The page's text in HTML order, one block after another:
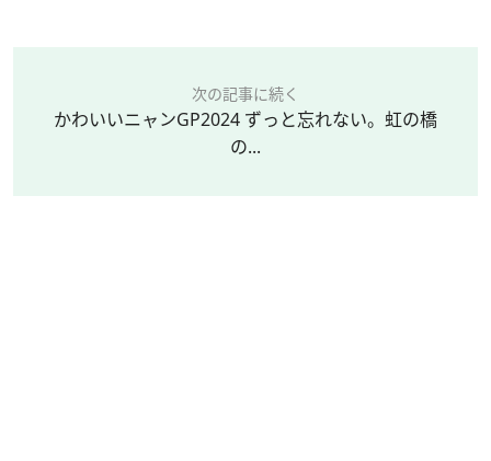
次の記事に続く
かわいいニャンGP2024 ずっと忘れない。虹の橋
の...